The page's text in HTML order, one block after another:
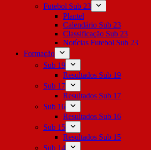
Futebol Sub 23
Plantel
Calendário Sub 23
Classificação Sub 23
Notícias Futebol Sub 23
Formação
Sub 19
Resultados Sub 19
Sub 17
Resultados Sub 17
Sub 16
Resultados Sub 16
Sub 15
Resultados Sub 15
Sub 14